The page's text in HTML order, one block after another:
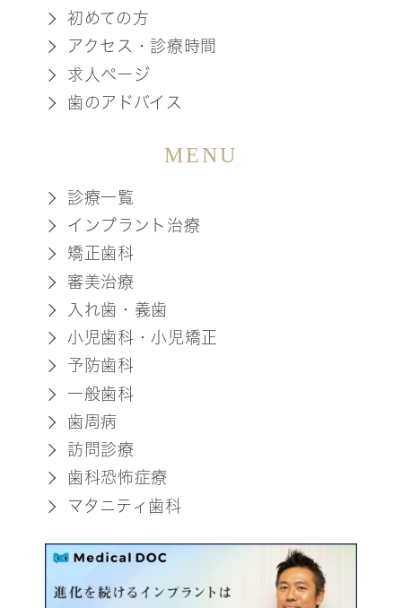
初めての方
アクセス・診療時間
求人ページ
歯のアドバイス
MENU
診療一覧
インプラント治療
矯正歯科
審美治療
入れ歯・義歯
小児歯科・小児矯正
予防歯科
一般歯科
歯周病
訪問診療
歯科恐怖症療
マタニティ歯科